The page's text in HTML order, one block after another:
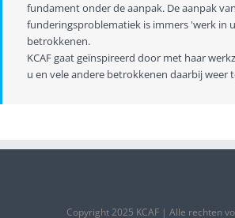
fundament onder de aanpak. De aanpak van
funderingsproblematiek is immers 'werk in
betrokkenen.
KCAF gaat geïnspireerd door met haar
u en vele andere betrokkenen daarbij weer
Copyright 2025 KCAF | Alle rechten